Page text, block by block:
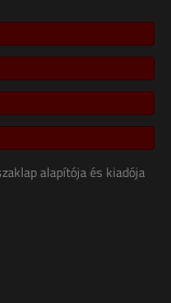
alapítója és kiadója